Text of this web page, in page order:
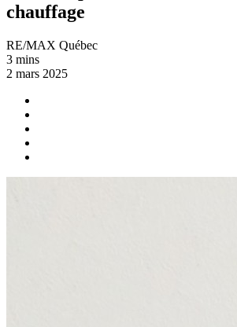
chauffage
RE/MAX Québec
3 mins
2 mars 2025